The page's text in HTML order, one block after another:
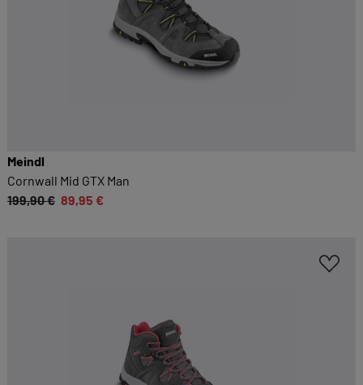
Meindl
Cornwall Mid GTX Man
199,90 € 89,95 €